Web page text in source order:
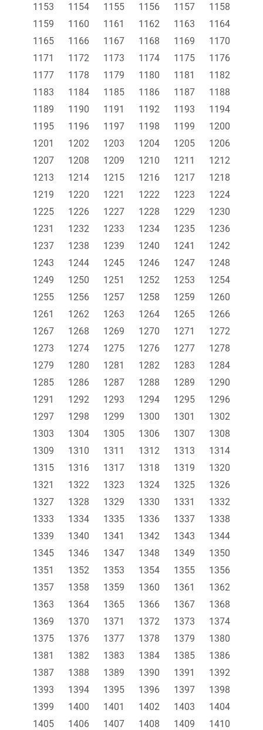
1153 1154 1155 1156 1157
1158
1159
1160 1161 1162 1163
1164
1165
1166 1167 1168 1169
1170
1171
1172 1173 1174 1175
1176
1177
1178 1179 1180 1181
1182
1183
1184 1185 1186 1187
1188
1189
1190 1191 1192 1193
1194
1195
1196 1197 1198 1199
1200
1201
1202 1203 1204 1205
1206
1207
1208 1209 1210 1211
1212
1213
1214 1215 1216 1217
1218
1219
1220 1221 1222 1223
1224
1225
1226 1227 1228 1229
1230
1231
1232 1233 1234 1235
1236
1237
1238 1239 1240 1241
1242
1243
1244 1245 1246 1247
1248
1249
1250 1251 1252 1253
1254
1255
1256 1257 1258 1259
1260
1261
1262 1263 1264 1265
1266
1267
1268 1269 1270 1271
1272
1273
1274 1275 1276 1277
1278
1279
1280 1281 1282 1283
1284
1285
1286 1287 1288 1289
1290
1291
1292 1293 1294 1295
1296
1297
1298 1299 1300 1301
1302
1303
1304 1305 1306 1307
1308
1309
1310 1311 1312 1313
1314
1315
1316 1317 1318 1319
1320
1321
1322 1323 1324 1325
1326
1327
1328 1329 1330 1331
1332
1333
1334 1335 1336 1337
1338
1339
1340 1341 1342 1343
1344
1345
1346 1347 1348 1349
1350
1351
1352 1353 1354 1355
1356
1357
1358 1359 1360 1361
1362
1363
1364 1365 1366 1367
1368
1369
1370 1371 1372 1373
1374
1375
1376 1377 1378 1379
1380
1381
1382 1383 1384 1385
1386
1387
1388 1389 1390 1391
1392
1393
1394 1395 1396 1397
1398
1399
1400 1401 1402 1403
1404
1405
1406 1407 1408 1409
1410